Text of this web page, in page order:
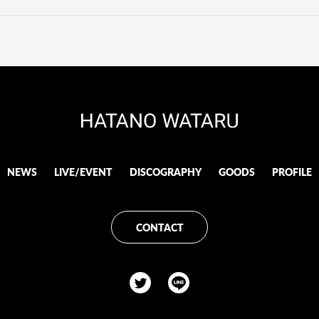
NEWS LIVE/EVENT DISCOGRAPHY GOODS PROFILE
CONTACT